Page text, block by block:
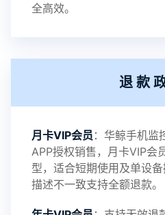
全高效。
退款
月卡VIP会员 ：华鲸手机监
APP授权销售，月卡VIP会
型，适合短期使用及单设
描述不一致支持全额退款。